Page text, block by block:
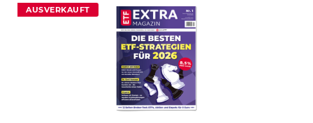
AUSVERKAUFT